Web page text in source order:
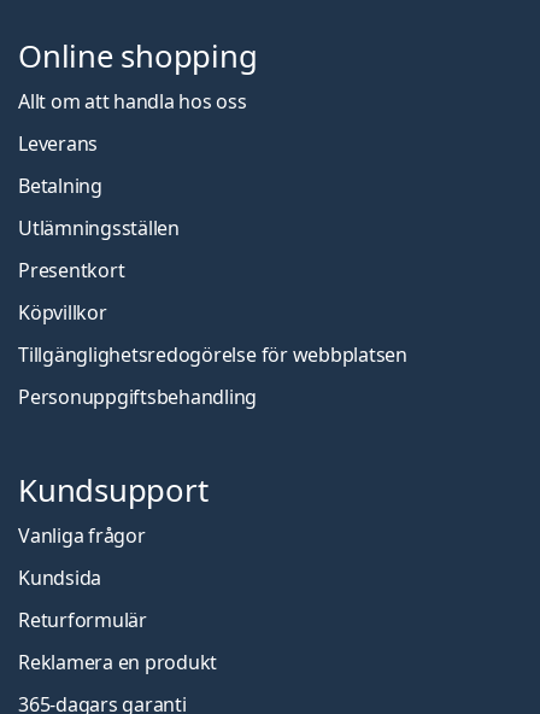
Online shopping
Allt om att handla hos oss
Leverans
Betalning
Utlämningsställen
Presentkort
Köpvillkor
Tillgänglighetsredogörelse för webbplatsen
Personuppgiftsbehandling
Kundsupport
Vanliga frågor
Kundsida
Returformulär
Reklamera en produkt
365-dagars garanti